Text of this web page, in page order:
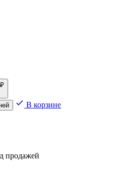
В корзине
продажей